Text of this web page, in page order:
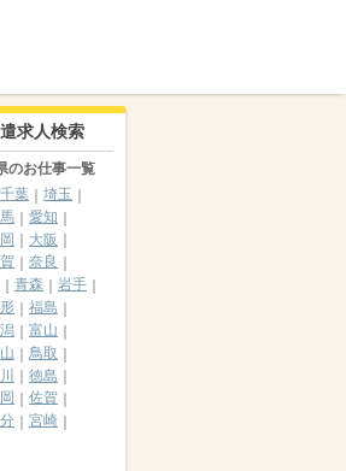
求人検索
のお仕事一覧
千葉
埼玉
愛知
大阪
奈良
青森
岩手
福島
富山
鳥取
徳島
佐賀
宮崎